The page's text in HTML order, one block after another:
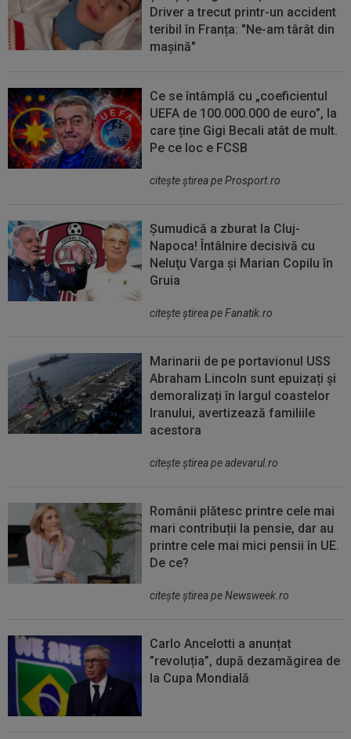
Driver a trecut printr-un accident
teribil în Franța: "Ne-am târât din
mașină"
Ce se întâmplă cu „coeficientul
UEFA de 100.000.000 de euro”, la
care ține Gigi Becali atât de mult.
Pe ce loc e FCSB
citeşte ştirea pe Prosport.ro
Șumudică a zburat la Cluj-
Napoca! Întâlnire decisivă cu
Neluţu Varga şi Marian Copilu în
Gruia
citeşte ştirea pe Fanatik.ro
Marinarii de pe portavionul USS
Abraham Lincoln sunt epuizați și
demoralizați în largul coastelor
Iranului, avertizează familiile
acestora
citeşte ştirea pe adevarul.ro
Românii plătesc printre cele mai
mari contribuții la pensie, dar au
printre cele mai mici pensii în UE.
De ce?
citeşte ştirea pe Newsweek.ro
Carlo Ancelotti a anunțat
”revoluția”, după dezamăgirea de
la Cupa Mondială